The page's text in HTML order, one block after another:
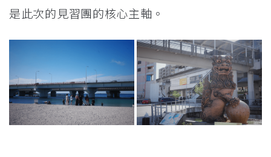
是此次的見習團的核心主軸。